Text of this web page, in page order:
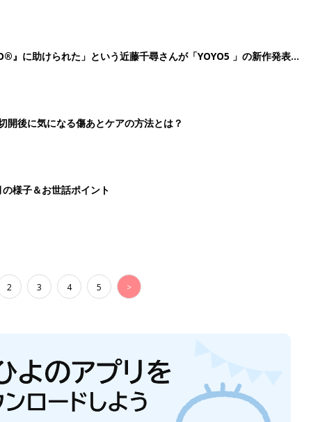
』に助けられた」という近藤千尋さんが「YOYO5 」の新作発表
続けている魅力とは!?
開後に気になる傷あとケアの方法とは？
様子＆お世話ポイント
2 3 4 5 >